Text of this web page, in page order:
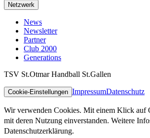
Netzwerk
News
Newsletter
Partner
Club 2000
Generations
TSV St.Otmar Handball St.Gallen
Cookie-Einstellungen ImpressumDatenschutz
Wir verwenden Cookies. Mit einem Klick auf
mit deren Nutzung einverstanden. Weitere
Datenschutzerklärung.